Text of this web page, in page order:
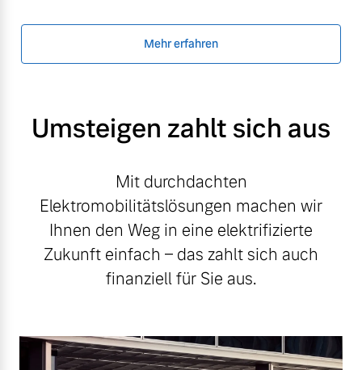
Mehr erfahren
Umsteigen zahlt sich aus
Mit durchdachten
Elektromobilitätslösungen machen wir
Ihnen den Weg in eine elektrifizierte
Zukunft einfach – das zahlt sich auch
finanziell für Sie aus.